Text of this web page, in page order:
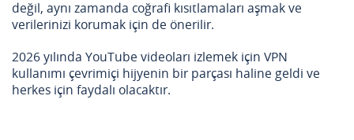
değil, aynı zamanda coğrafi kısıtlamaları aşmak ve
verilerinizi korumak için de önerilir.
2026 yılında YouTube videoları izlemek için VPN
kullanımı çevrimiçi hijyenin bir parçası haline geldi ve
herkes için faydalı olacaktır.